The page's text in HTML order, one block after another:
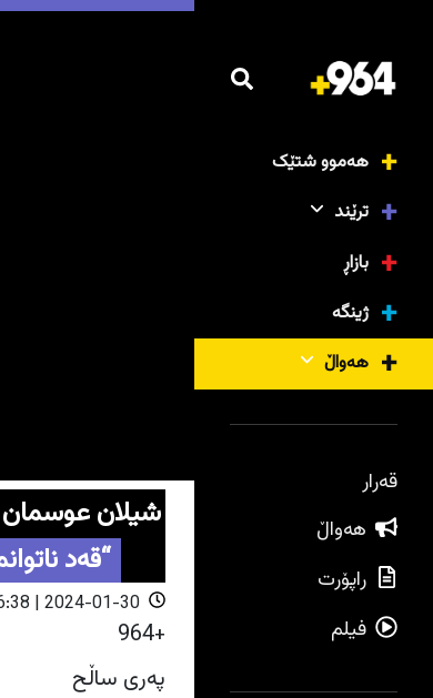
هەموو شتێک
ترێند
بازاڕ
ژینگە
هەواڵ
قەرار
هەواڵ
راپۆرت
فیلم
شیلان عوسمان
“قەد
2024-01-30 | 16:38
+964
پەری ساڵح